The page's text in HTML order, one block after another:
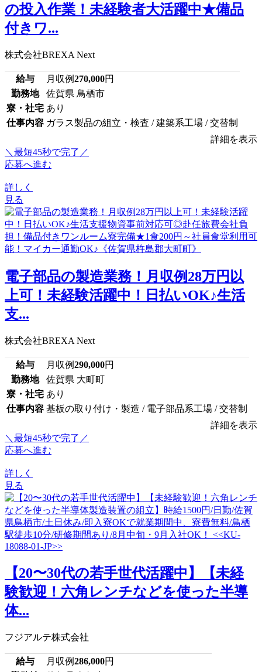
の投入作業！未経験者大活躍中★備品
付きワ...
株式会社BREXA Next
給与 月収例270,000円
勤務地
佐賀県 鳥栖市
寮・社宅 あり
仕事内容 ガラス製品の組立・検査 / 建築系工場 / 交替制
詳細を表示
＼最短45秒で完了／
応募へ進む
詳しく
見る
電子部品の製造業務！月収例28万円以
上可！未経験活躍中！日払いOK♪生活
支...
株式会社BREXA Next
給与 月収例290,000円
勤務地
佐賀県 大町町
寮・社宅 あり
仕事内容 基板の取り付け・製造 / 電子部品系工場 / 交替制
詳細を表示
＼最短45秒で完了／
応募へ進む
詳しく
見る
【20〜30代の若手世代活躍中】【未経
験歓迎！六角レンチなどを使った半導
体...
フジアルテ株式会社
給与 月収例286,000円